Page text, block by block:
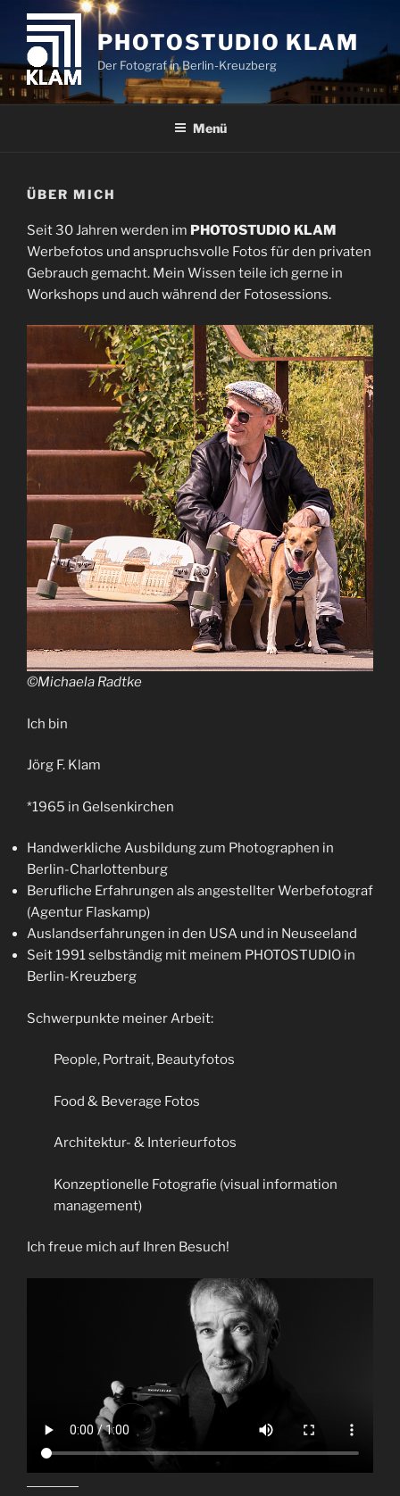
Zum
Inhalt
springen
PHOTOSTUDIO KLAM
Der Fotograf in Berlin-Kreuzberg
Menü
ÜBER MICH
Seit 30 Jahren werden im PHOTOSTUDIO KLAM
Werbefotos und anspruchsvolle Fotos für den privaten
Gebrauch gemacht. Mein Wissen teile ich gerne in
Workshops und auch während der Fotosessions.
©Michaela Radtke
Ich bin
Jörg F. Klam
*1965 in Gelsenkirchen
Handwerkliche Ausbildung zum Photographen in
Berlin-Charlottenburg
Berufliche Erfahrungen als angestellter Werbefotograf
(Agentur Flaskamp)
Auslandserfahrungen in den USA und in Neuseeland
Seit 1991 selbständig mit meinem PHOTOSTUDIO in
Berlin-Kreuzberg
Schwerpunkte meiner Arbeit:
People, Portrait, Beautyfotos
Food & Beverage Fotos
Architektur- & Interieurfotos
Konzeptionelle Fotografie (visual information
management)
Ich freue mich auf Ihren Besuch!